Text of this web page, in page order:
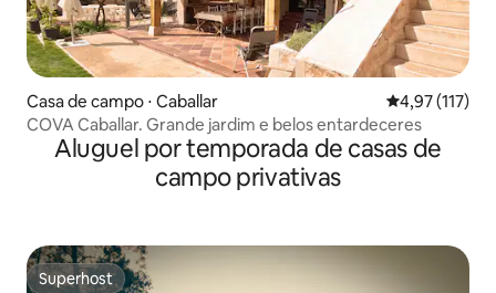
Casa de campo ⋅ Caballar 4,97 de uma
4,97 (117)
COVA Caballar. Grande jardim e belos entardeceres
Aluguel por temporada de casas de
campo privativas
Superhost
Superhost